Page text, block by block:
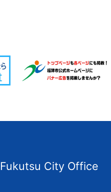
Fukutsu City Office